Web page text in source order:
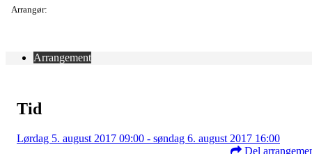
Arrangør:
Arrangement
Tid
Lørdag 5. august 2017 09:00 - søndag 6. august 2017 16:00
Del